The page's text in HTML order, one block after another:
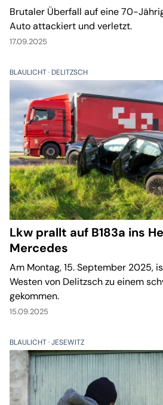
Brutaler Überfall auf eine 70-
Auto attackiert und verletzt.
17.09.2025
BLAULICHT DELITZSCH
Lkw prallt auf B183a ins
Mercedes
Am Montag, 15. September 2025,
Westen von Delitzsch zu einem
gekommen.
15.09.2025
BLAULICHT JESEWITZ